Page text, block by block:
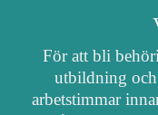
För att bli
utbildning
arbetstimmar